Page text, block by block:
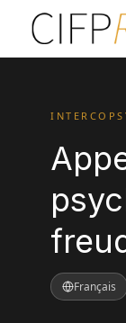
Français